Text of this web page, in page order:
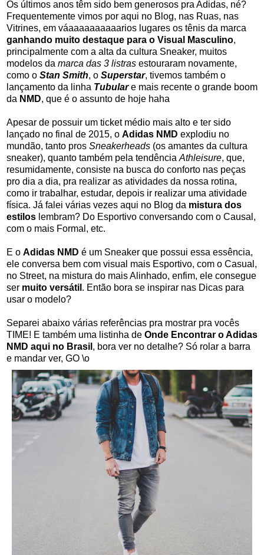
Os últimos anos têm sido bem generosos pra Adidas, né?
Frequentemente vimos por aqui no Blog, nas Ruas, nas
Vitrines, em váaaaaaaaaaarios lugares os tênis da marca
ganhando muito destaque para o Visual Masculino,
principalmente com a alta da cultura Sneaker, muitos
modelos da marca das 3 listras estouraram novamente,
como o Stan Smith, o Superstar, tivemos também o
lançamento da linha Tubulare mais recente o grande boom
da NMD, que é o assunto de hoje haha
Apesar de possuir um ticket médio mais alto e ter sido
lançado no final de 2015, o Adidas NMD explodiu no
mundão, tanto pros Sneakerheads (os amantes da cultura
sneaker), quanto também pela tendência Athleisure, que,
resumidamente, consiste na busca do conforto nas peças
pro dia a dia, pra realizar as atividades da nossa rotina,
como ir trabalhar, estudar, depois ir realizar uma atividade
física. Já falei várias vezes aqui no Blog da mistura dos
estilos lembram? Do Esportivo conversando com o Causal,
com o mais Formal, etc.
E o Adidas NMD é um Sneaker que possui essa essência,
ele conversa bem com visual mais Esportivo, com o Casual,
no Street, na mistura do mais Alinhado, enfim, ele consegue
ser muito versátil . Então bora se inspirar nas Dicas para
usar o modelo?
Separei abaixo várias referências pra mostrar pra vocês
TIME! E também uma listinha de Onde Encontrar o Adidas
NMD aqui no Brasil , bora ver no detalhe? Só rolar a barra
e mandar ver, GO \o